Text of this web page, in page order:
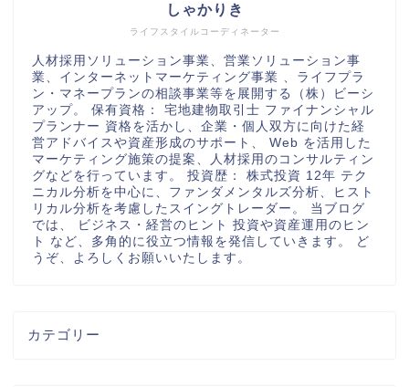
ライフスタイルコーディネーター
しゃかりき
人材採用ソリューション事業、営業ソリューション事
業、インターネットマーケティング事業 、ライフプラ
ン・マネープランの相談事業等を展開する（株）ビーシ
アップ。 保有資格： 宅地建物取引士 ファイナンシャル
プランナー 資格を活かし、企業・個人双方に向けた経
営アドバイスや資産形成のサポート、 Web を活用した
マーケティング施策の提案、人材採用のコンサルティン
グなどを行っています。 投資歴： 株式投資 12年 テク
ニカル分析を中心に、ファンダメンタルズ分析、ヒスト
リカル分析を考慮したスイングトレーダー。 当ブログ
では、 ビジネス・経営のヒント 投資や資産運用のヒン
ト など、多角的に役立つ情報を発信していきます。 ど
うぞ、よろしくお願いいたします。
カテゴリー